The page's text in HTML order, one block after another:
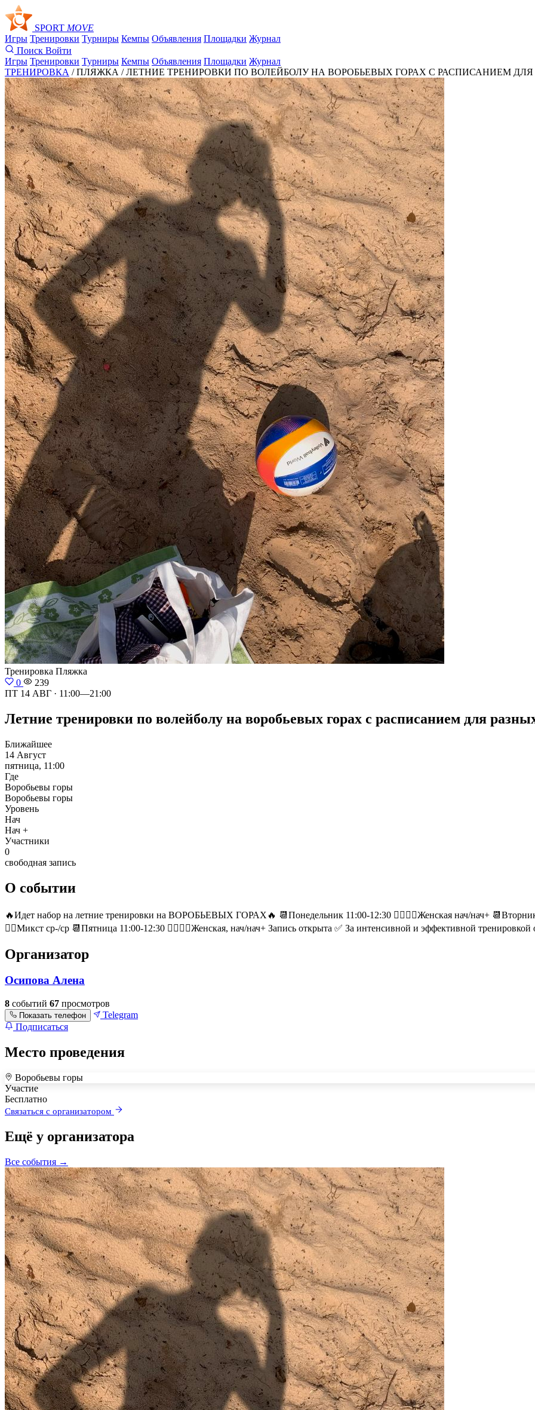
SPORT MOVE
Игры Тренировки Турниры Кемпы Объявления Площадки Журнал
Поиск Войти
Игры Тренировки Турниры Кемпы Объявления Площадки Журнал
ТРЕНИРОВКА / ПЛЯЖКА /ЛЕТНИЕ ТРЕНИРОВКИ ПО ВОЛЕЙБОЛУ НА ВОРОБЬЕВЫХ ГОРАХ С РАСПИСАНИЕМ ДЛЯ
Тренировка Пляжка
0
239
ПТ 14 АВГ · 11:00—21:00
Летние тренировки по волейболу на воробьевых горах с расписанием для
Ближайшее
14 Август
пятница, 11:00
Где
Воробьевы горы
Воробьевы горы
Уровень
Нач
Нач +
Участники
0
свободная запись
О событии
🔥Идет набор на летние тренировки на ВОРОБЬЕВЫХ ГОРАХ🔥 📆Понедельник 11:00-12:30 🙋‍♀️🙋‍♀️Женская нач/нач+ 📆Вторник
🙋‍♂️Микст ср-/ср 📆Пятница 11:00-12:30 🙋‍♀️🙋‍♀️Женская, нач/нач+ Запись открыта ✅ За интенсивной и эффективной тренировкой
Организатор
Осипова Алена
8 событий 67 просмотров
Показать телефон
Telegram
Подписаться
Место проведения
+
–
Воробьевы горы
Участие
Бесплатно
Связаться с организатором
Ещё у организатора
Все события →